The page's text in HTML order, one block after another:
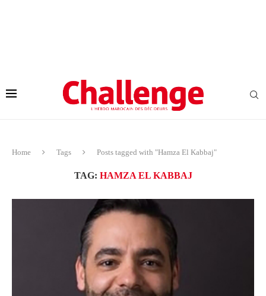
Home Tags Posts tagged with "Hamza El Kabbaj"
TAG: HAMZA EL KABBAJ